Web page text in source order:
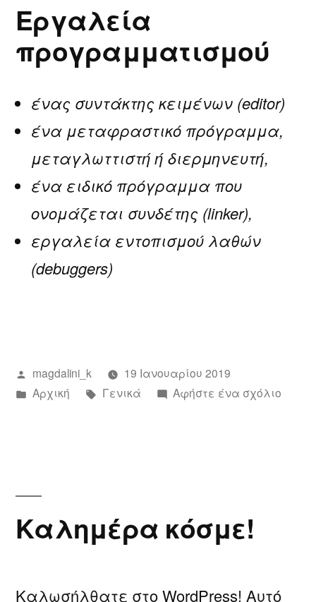
Εργαλεία
προγραμματισμού
ένας συντάκτης κειμένων (editor)
ένα μεταφραστικό πρόγραμμα,
μεταγλωττιστή ή διερμηνευτή,
ένα ειδικό πρόγραμμα που
ονομάζεται συνδέτης (linker),
εργαλεία εντοπισμού λαθών
(debuggers)
Συντάχθηκε
από
magdalini_k
19 Ιανουαρίου 2019
Αναρτήθηκε
Αρχική Ετικέτες:
Γενικά Αφήστε ένα σχόλιο
Καλημέρα κόσμε!
Καλωσήλθατε στο WordPress! Αυτό